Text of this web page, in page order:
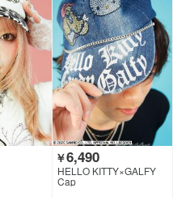
￥6,490
HELLO KITTY×GALFY
Cap